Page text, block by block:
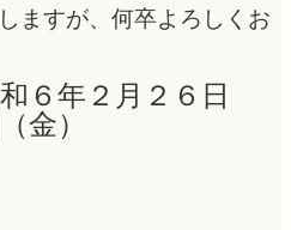
ますが、何卒よろしくお
６年２月２６日
金）